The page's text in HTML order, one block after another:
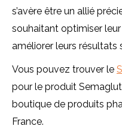
s’avère être un allié
souhaitant optimiser
améliorer leurs résultats
Vous pouvez trouver le
pour le produit
boutique de produits
France.